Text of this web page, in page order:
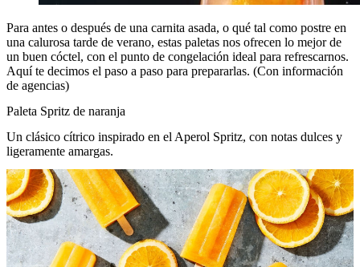
Para antes o después de una carnita asada, o qué tal como postre en
una calurosa tarde de verano, estas paletas nos ofrecen lo mejor de
un buen cóctel, con el punto de congelación ideal para refrescarnos.
Aquí te decimos el paso a paso para prepararlas. (Con información
de agencias)
Paleta Spritz de naranja
Un clásico cítrico inspirado en el Aperol Spritz, con notas dulces y
ligeramente amargas.